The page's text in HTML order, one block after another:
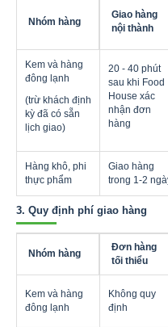
Nhóm hàng
Giao hàng
nội thành
Kem và hàng
đông lạnh
(trừ khách định
kỳ đã có sẵn
lịch giao)
20 - 40 phút
sau khi Food
House xác
nhận đơn
hàng
Hàng khô, phi
thực phẩm
Giao hàng
trong 1-2
3. Quy định phí giao hàng
Nhóm hàng
Đơn hàng
tối thiểu
Kem và hàng
đông lạnh
Không quy
định